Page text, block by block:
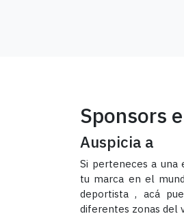
Sponsors
Auspicia a
Si perteneces a una
tu marca en el
deportista , acá
diferentes zonas del